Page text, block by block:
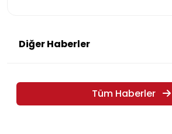
Diğer Haberler
Tüm Haberler